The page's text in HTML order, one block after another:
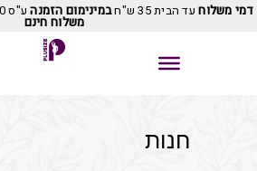
דמי משלוחעד הבית 35 ש"ח במינימום הזמנהע"ס 100 ש"ח. הזמנה מעל
משלוח חינם
חנות